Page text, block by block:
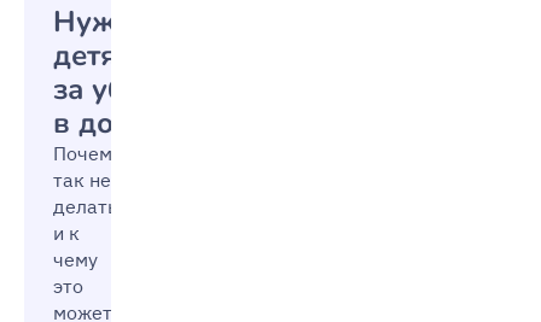
Нужно ли платить
детям
за уборку
в доме
Почему
так не стоит
делать
и к
чему
это
может